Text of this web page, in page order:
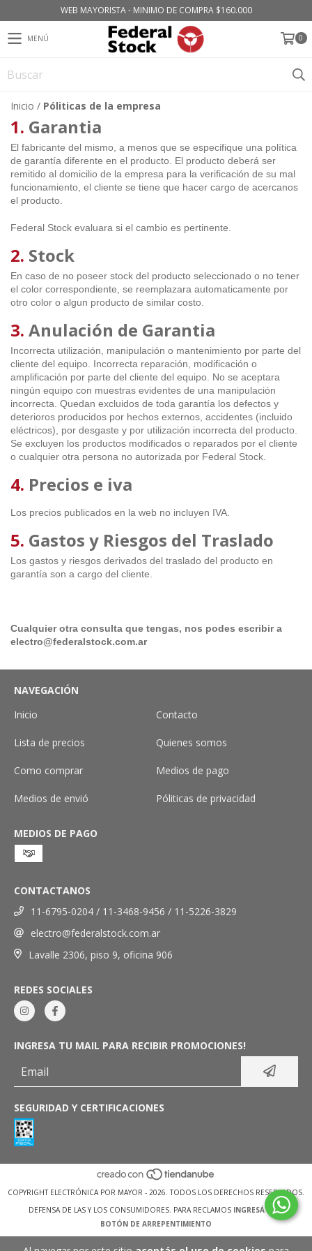
WEB MAYORISTA - MINIMO DE COMPRA $160.000
MENÚ 0
Inicio / Póliticas de la empresa
1. Garantia
El fabricante del mismo, a menos que se especifique una política
de garantía diferente en el producto. El producto deberá ser
remitido al domicilio de la empresa para la verificación de su mal
funcionamiento, el cliente se tiene que hacer cargo de acercanos
el producto.
Federal Stock evaluara si el cambio es pertinente.
2. Stock
En caso de no poseer stock del producto seleccionado o no tener
el color correspondiente, se reemplazara automaticamente por
otro color o algun producto de similar costo.
3. Anulación de Garantia
Incorrecta utilización, manipulación o mantenimiento por parte del
cliente del equipo. Incorrecta reparación, modificación o
amplificación por parte del cliente del equipo. No se aceptara
ningún equipo con muestras evidentes de una manipulación
incorrecta. Quedan excluidos de toda garantía los defectos y
deterioros producidos por hechos externos, accidentes (incluido
eléctricos), por desgaste y por utilización incorrecta del producto.
Se excluyen los productos modificados o reparados por el cliente
o cualquier otra persona no autorizada por Federal Stock
4. Precios e iva
Los precios publicados en la web no incluyen IVA.
5. Gastos y Riesgos del Traslado
Los gastos y riesgos derivados del traslado del producto en
garantía son a cargo del cliente.
Cualquier otra consulta que tengas, nos podes escribir a
electro@federalstock.com.ar
NAVEGACIÓN
Inicio
Contacto
Lista de precios Quienes somos
Como comprar Medios de pago
Medios de envió Póliticas de privacidad
MEDIOS DE PAGO
CONTACTANOS
11-6795-0204 / 11-3468-9456 / 11-5226-3829
electro@federalstock.com.ar
Lavalle 2306, piso 9, oficina 906
REDES SOCIALES
INGRESA TU MAIL PARA RECIBIR PROMOCIONES!
SEGURIDAD Y CERTIFICACIONES
COPYRIGHT ELECTRÓNICA POR MAYOR - 2026. TODOS LOS DERECHOS RESERVADOS.
DEFENSA DE LAS Y LOS CONSUMIDORES. PARA RECLAMOS INGRESÁ ACÁ.
BOTÓN DE ARREPENTIMIENTO